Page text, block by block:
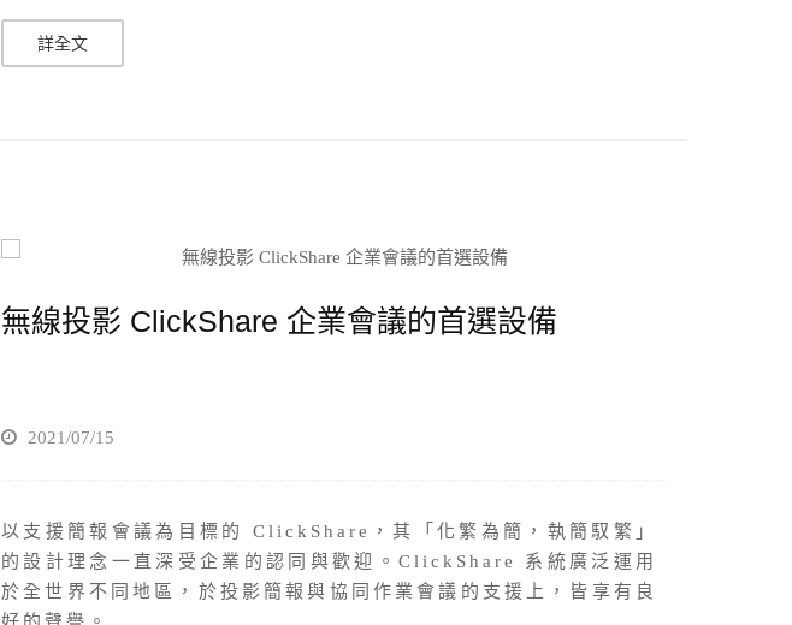
詳全文
無線投影 ClickShare 企業會議的首選設備
2021/07/15
以支援簡報會議為目標的 ClickShare，其「化繁為簡，執簡馭繁」
的設計理念一直深受企業的認同與歡迎。ClickShare 系統廣泛運用
於全世界不同地區，於投影簡報與協同作業會議的支援上，皆享有良
好的聲譽。